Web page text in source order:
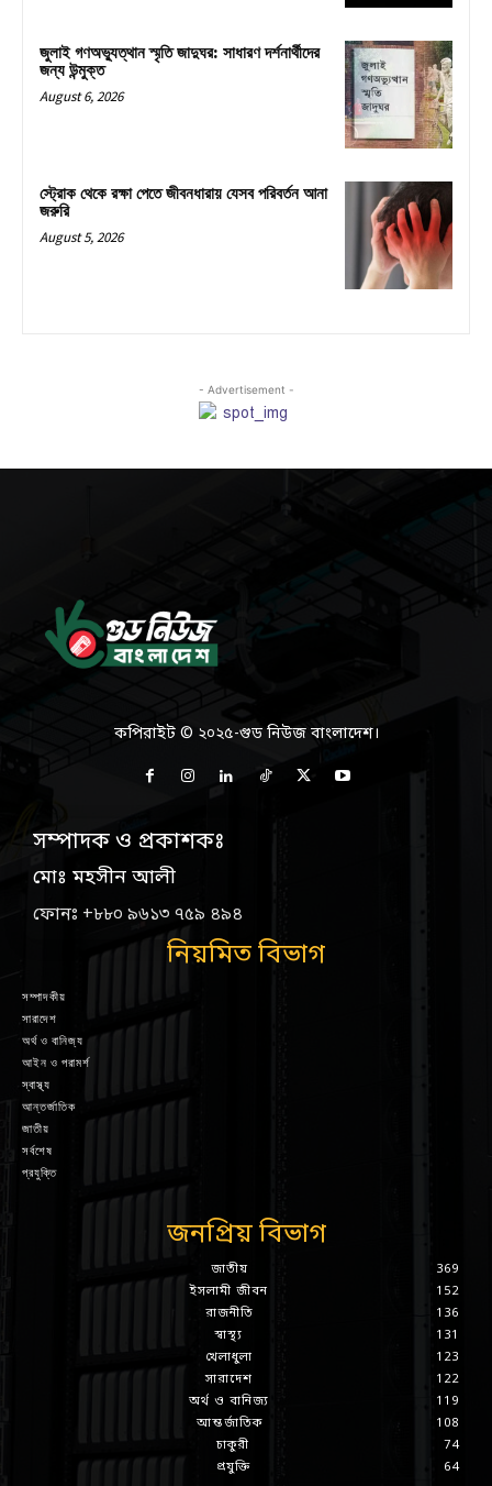
জুলাই গণঅভ্যুত্থান স্মৃতি জাদুঘর: সাধারণ দর্শনার্থীদের
জন্য উন্মুক্ত
August 6, 2026
স্ট্রোক থেকে রক্ষা পেতে জীবনধারায় যেসব পরিবর্তন আনা
জরুরি
August 5, 2026
- Advertisement -
কপিরাইট © ২০২৫-গুড নিউজ বাংলাদেশ।
সম্পাদক ও প্রকাশকঃ
মোঃ মহসীন আলী
ফোনঃ +৮৮০ ৯৬১৩ ৭৫৯ ৪৯৪
নিয়মিত বিভাগ
সম্পাদকীয়
সারাদেশ
অর্থ ও বানিজ্য
আইন ও পরামর্শ
স্বাস্থ্য
আন্তর্জাতিক
জাতীয়
সর্বশেষ
প্রযুক্তি
জনপ্রিয় বিভাগ
জাতীয়
369
ইসলামী জীবন
152
রাজনীতি
136
স্বাস্থ্য
131
খেলাধুলা
123
সারাদেশ
122
অর্থ ও বানিজ্য
119
আন্তর্জাতিক
108
চাকুরী
74
প্রযুক্তি
64